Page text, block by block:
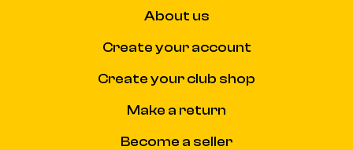
About us
Create your account
Create your club shop
Make a return
Become a seller